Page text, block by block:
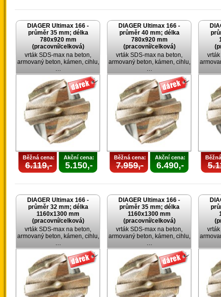
DIAGER Ultimax 166 -
průměr 35 mm; délka
780x920 mm
(pracovní/celková)
vrták SDS-max na beton,
armovaný beton, kámen, cihlu,
…
Běžná cena:
6.119,-
Akční cena:
5.150,-
DIAGER Ultimax 166 -
průměr 40 mm; délka
780x920 mm
(pracovní/celková)
vrták SDS-max na beton,
armovaný beton, kámen, cihlu,
…
Běžná cena:
7.959,-
Akční cena:
6.490,-
DIAGER Ultimax 166 -
průměr 32 mm; délka
1160x1300 mm
(pracovní/celková)
vrták SDS-max na beton,
armovaný beton, kámen, cihlu,
…
DIAGER Ultimax 166 -
průměr 35 mm; délka
1160x1300 mm
(pracovní/celková)
vrták SDS-max na beton,
armovaný beton, kámen, cihlu,
…